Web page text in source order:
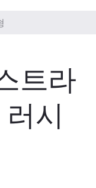
트라
러시